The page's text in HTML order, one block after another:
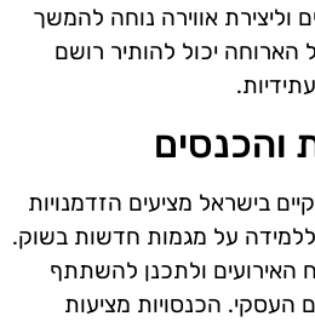
וליצירת אווירה נוחה להמשך
הארוחה יכול להותיר רושם
והכנסים
בישראל מציעים הזדמנויות
על מגמות חדשות בשוק.
האירועים ולתכנן להשתתף
העסקי. הכנסויות מציעות